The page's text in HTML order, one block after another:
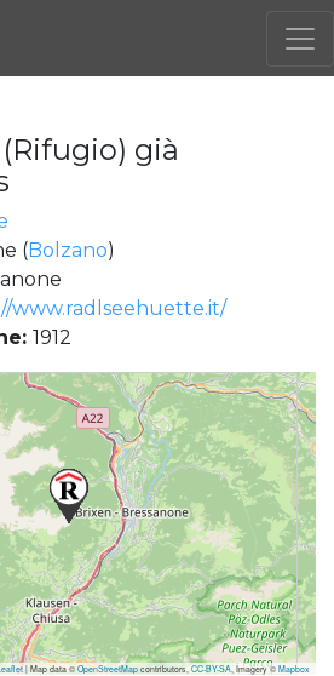
già
(Bolzano)
www.radlseehuette.it/
1912
| Map data ©OpenStreetMap contributors, CC-BY-SA, Imagery © Mapbox